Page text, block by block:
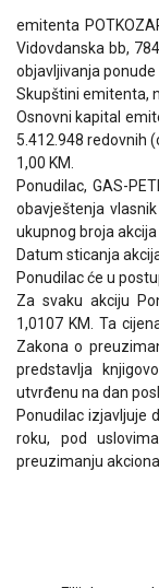
emitenta
Vidovdanska bb,
objavljivanja
Skupštini emitenta,
Osnovni kapital
5.412.948 redovnih
1,00 KM.
Ponudilac, GAS-
obavještenja
ukupnog broja
Datum sticanja
Ponudilac će u
Za svaku akciju
1,0107 KM. Ta
Zakona o
predstavlja
utvrđenu na dan
Ponudilac izjavljuje
roku, pod
preuzimanju